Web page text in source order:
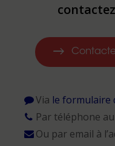
Via le formulaire
Par téléphone au
Ou par email à